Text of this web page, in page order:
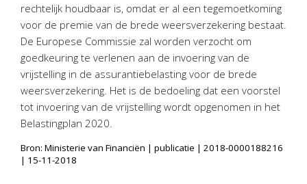
Nieuwsbrief
Nieuwsoverzicht
Handige links
Downloads
Contact
AvantiOnline
rechtelijk houdbaar is, omdat er al een tegemoetkoming
voor de premie van de brede weersverzekering bestaat.
De Europese Commissie zal worden verzocht om
goedkeuring te verlenen aan de invoering van de
vrijstelling in de assurantiebelasting voor de brede
weersverzekering. Het is de bedoeling dat een voorstel
tot invoering van de vrijstelling wordt opgenomen in het
Belastingplan 2020.
Bron: Ministerie van Financiën | publicatie | 2018-0000188216
| 15-11-2018